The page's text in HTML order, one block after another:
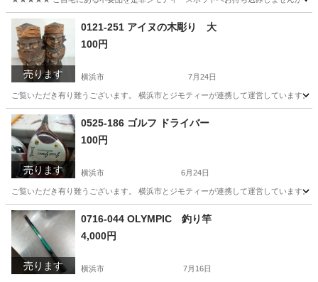
神奈川 横浜市 タイガー
売ります
0121-251 アイヌの木彫り 大
100円
横浜市 7月24日
ご覧いただき有り難うございます。 横浜市とジモティーが連携して運営しています
神奈川 横浜市 リユース
売ります
0525-186 ゴルフ ドライバー
100円
横浜市 6月24日
ご覧いただき有り難うございます。 横浜市とジモティーが連携して運営していま
神奈川 横浜市
売ります
0716-044 OLYMPIC 釣り竿
4,000円
横浜市 7月16日